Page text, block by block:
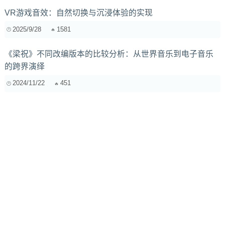
VR游戏音效：自然切换与沉浸体验的实现
2025/9/28 1581
《梁祝》不同改编版本的比较分析：从世界音乐到电子音乐
的跨界演绎
2024/11/22 451